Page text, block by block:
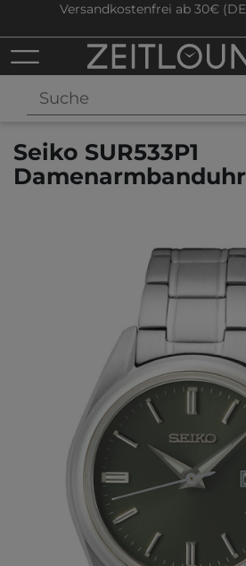
Versandkostenfrei ab 30€
Seiko SUR533P1
Damenarmbanduhr